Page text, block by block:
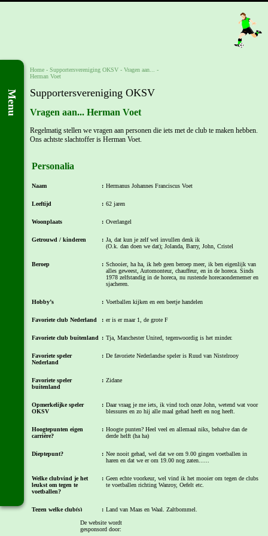
Menu
Home - Supportersvereniging OKSV - Vragen aan...
-
Herman Voet
Supportersvereniging OKSV
Vragen aan... Herman Voet
Regelmatig stellen we vragen aan personen die iets met de club te maken hebben.
Ons achtste slachtoffer is Herman Voet.
Personalia
Naam : Hermanus Johannes Franciscus Voet
Leeftijd : 62 jaren
Woonplaats : Overlangel
Getrouwd / kinderen : Ja, dat kun je zelf wel invullen denk ik
(O.k. dan doen we dat); Jolanda, Barry, John, Cristel
Beroep : Schooier, ha ha, ik heb geen beroep meer, ik ben eigenlijk van
alles geweest, Automonteur, chauffeur, en in de horeca. Sinds
1978 zelfstandig in de horeca, nu rustende horecaondernemer en
sjacheren.
Hobby’s : Voetballen kijken en een beetje handelen
Favoriete club Nederland : er is er maar 1, de grote F
Favoriete club buitenland : Tja, Manchester United, tegenwoordig is het minder.
Favoriete speler
Nederland
: De favoriete Nederlandse speler is Ruud van Nistelrooy
Favoriete speler
buitenland
: Zidane
Opmerkelijke speler
OKSV
: Daar vraag je me iets, ik vind toch onze John, wetend wat voor
blessures en zo hij alle maal gehad heeft en nog heeft.
Hoogtepunten eigen
carrière?
: Hoogte punten? Heel veel en allemaal niks, behalve dan de
derde helft (ha ha)
Dieptepunt? : Nee nooit gehad, wel dat we om 9.00 gingen voetballen in
haren en dat we er om 19.00 nog zaten......
Welke clubvind je het
leukst om tegen te
voetballen?
: Geen echte voorkeur, wel vind ik het mooier om tegen de clubs
te voetballen richting Wanroy, Oefelt etc.
Tegen welke club(s)
niet meer te voetballen?
: Land van Maas en Waal, Zaltbommel.
De website wordt
gesponsord door: